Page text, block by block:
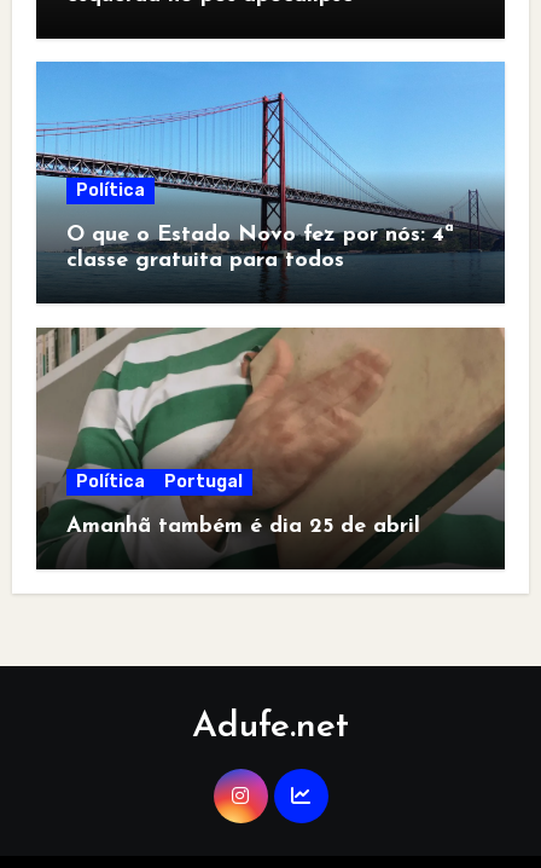
Política
O que o Estado Novo fez por nós: 4ª
classe gratuita para todos
Política Portugal
Amanhã também é dia 25 de abril
Adufe.net